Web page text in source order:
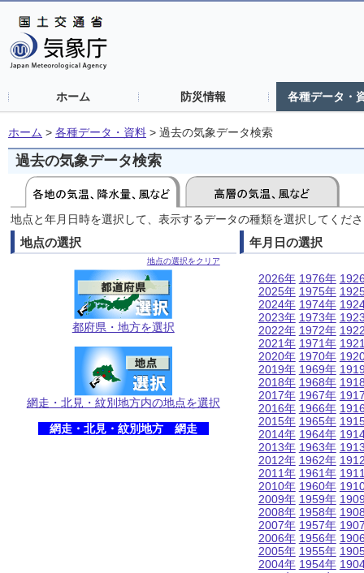
ホーム 防災情報 各種データ・
ホーム > 各種データ・資料 > 過去の気象データ検索
過去の気象データ検索
地点と年月日時を選択して、表示するデータの種類を選択してくだ
地点の選択
地点の選択をクリア
都府県・地方を選択
網走・北見・紋別地方内の地点を選択
網走・北見・紋別地方 網走
年月日の選択
2026年
2025年
2024年
2023年
2022年
2021年
2020年
2019年
2018年
2017年
2016年
2015年
2014年
2013年
2012年
2011年
2010年
2009年
2008年
2007年
2006年
2005年
2004年
1976年
1975年
1974年
1973年
1972年
1971年
1970年
1969年
1968年
1967年
1966年
1965年
1964年
1963年
1962年
1961年
1960年
1959年
1958年
1957年
1956年
1955年
1954年